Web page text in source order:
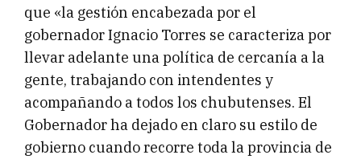
que «la gestión encabezada por el
gobernador Ignacio Torres se caracteriza por
llevar adelante una política de cercanía a la
gente, trabajando con intendentes y
acompañando a todos los chubutenses. El
Gobernador ha dejado en claro su estilo de
gobierno cuando recorre toda la provincia de